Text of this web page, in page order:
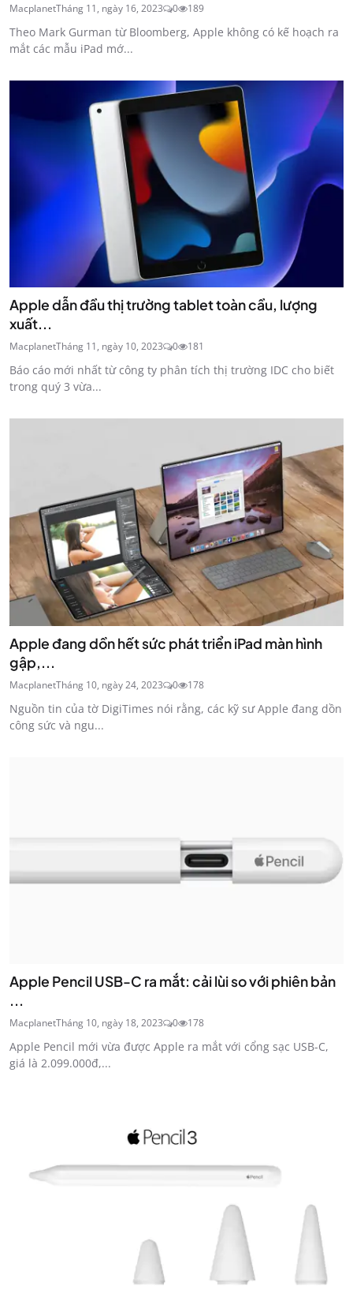
MacplanetTháng 11, ngày 16, 2023 0 189
Theo Mark Gurman từ Bloomberg, Apple không có kế hoạch ra
mắt các mẫu iPad mớ...
Apple dẫn đầu thị trường tablet toàn cầu, lượng
xuất...
MacplanetTháng 11, ngày 10, 2023 0 181
Báo cáo mới nhất từ công ty phân tích thị trường IDC cho biết
trong quý 3 vừa...
Apple đang dồn hết sức phát triển iPad màn hình
gập,...
MacplanetTháng 10, ngày 24, 2023 0 178
Nguồn tin của tờ DigiTimes nói rằng, các kỹ sư Apple đang dồn
công sức và ngu...
Apple Pencil USB-C ra mắt: cải lùi so với phiên bản
...
MacplanetTháng 10, ngày 18, 2023 0 178
Apple Pencil mới vừa được Apple ra mắt với cổng sạc USB-C,
giá là 2.099.000đ,...